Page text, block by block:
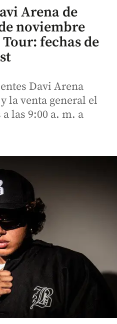
Arena de
noviembre
fechas de
Davi Arena
la venta general el
las 9:00 a. m. a